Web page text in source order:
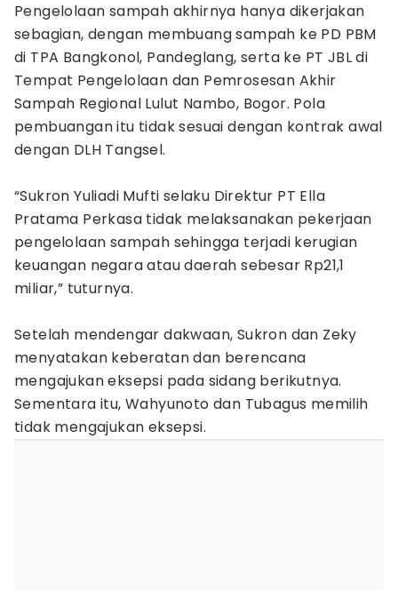
Pengelolaan sampah akhirnya hanya dikerjakan
sebagian, dengan membuang sampah ke PD PBM
di TPA Bangkonol, Pandeglang, serta ke PT JBL di
Tempat Pengelolaan dan Pemrosesan Akhir
Sampah Regional Lulut Nambo, Bogor. Pola
pembuangan itu tidak sesuai dengan kontrak awal
dengan DLH Tangsel.
“Sukron Yuliadi Mufti selaku Direktur PT Ella
Pratama Perkasa tidak melaksanakan pekerjaan
pengelolaan sampah sehingga terjadi kerugian
keuangan negara atau daerah sebesar Rp21,1
miliar,” tuturnya.
Setelah mendengar dakwaan, Sukron dan Zeky
menyatakan keberatan dan berencana
mengajukan eksepsi pada sidang berikutnya.
Sementara itu, Wahyunoto dan Tubagus memilih
tidak mengajukan eksepsi.